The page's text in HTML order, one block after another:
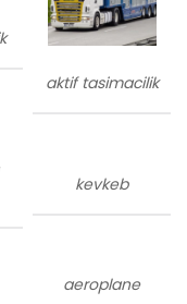
aktif tasimacilik
kevkeb
aeroplane